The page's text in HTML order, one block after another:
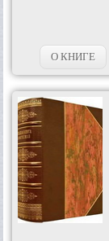
О КНИГЕ